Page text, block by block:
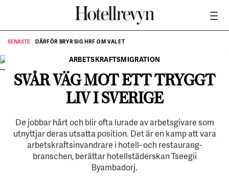
SENASTE DÄRFÖR BRYR SIG HRF OM VALET
Tseegii Byambadorj städar på Hotel C i Stockholm.
FOTO:
ARBETSKRAFTSMIGRATION
SVÅR VÄG MOT ETT TRYGGT
LIV I SVERIGE
De jobbar hårt och blir ofta lurade av arbetsgivare som
utnyttjar deras utsatta position. Det är en kamp att vara
arbetskraftsinvandrare i hotell- och restaurang­
branschen, berättar hotellstäderskan Tseegii
Byambadorj.